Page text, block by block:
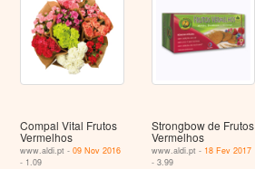
Compal Vital Frutos
Vermelhos
www.aldi.pt -09 Nov 2016
- 1.09
Strongbow de Frutos
Vermelhos
www.aldi.pt - 18 Fev 2017
- 3.99